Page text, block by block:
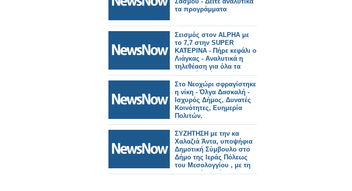
τα προγράμματα
Σεισμός στον ALPHA με
το 7,7 στην SUPER
ΚΑΤΕΡΙΝΑ - Πήρε κεφάλι ο
Λιάγκας - Αναλυτικά η
τηλεθέαση για όλα τα
πρωινά πρόγραμμα
(9/10/2023)
Στο Νεοχώρι σφραγίστηκε
η νίκη - Όλγα Δασκαλή -
Ισχυρός Δήμος, Δυνατές
Κοινότητες, Ευημερία
Πολιτών.
ΣΥΖΗΤΗΣΗ με την κα
Χαλαζιά Άντα, υποψήφια
Δημοτική Σύμβουλο στο
Δήμο της Ιεράς Πόλεως
του Μεσολογγίου , με τη
Δημοτική παράταξη